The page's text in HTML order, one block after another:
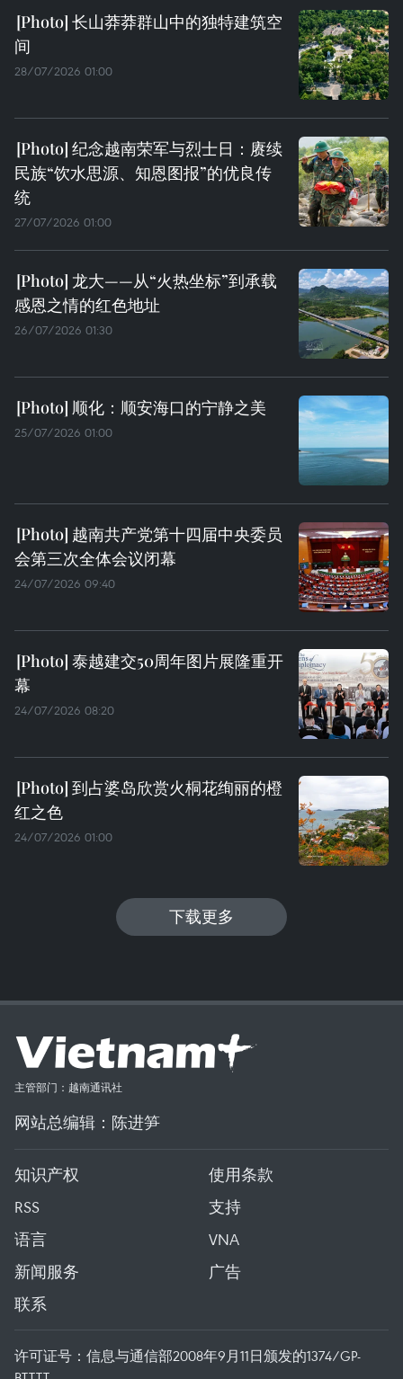
长山莽莽群山中的独特建筑空
间
28/07/2026 01:00
纪念越南荣军与烈士日：赓续
民族“饮水思源、知恩图报”的优良传
统
27/07/2026 01:00
龙大——从“火热坐标”到承载
感恩之情的红色地址
26/07/2026 01:30
顺化：顺安海口的宁静之美
25/07/2026 01:00
越南共产党第十四届中央委员
会第三次全体会议闭幕
24/07/2026 09:40
泰越建交50周年图片展隆重开
幕
24/07/2026 08:20
到占婆岛欣赏火桐花绚丽的橙
红之色
24/07/2026 01:00
下载更多
主管部门：越南通讯社
网站总编辑：陈进笋
知识产权
使用条款
RSS
支持
语言
VNA
新闻服务
广告
联系
许可证号：信息与通信部2008年9月11日颁发的1374/GP-